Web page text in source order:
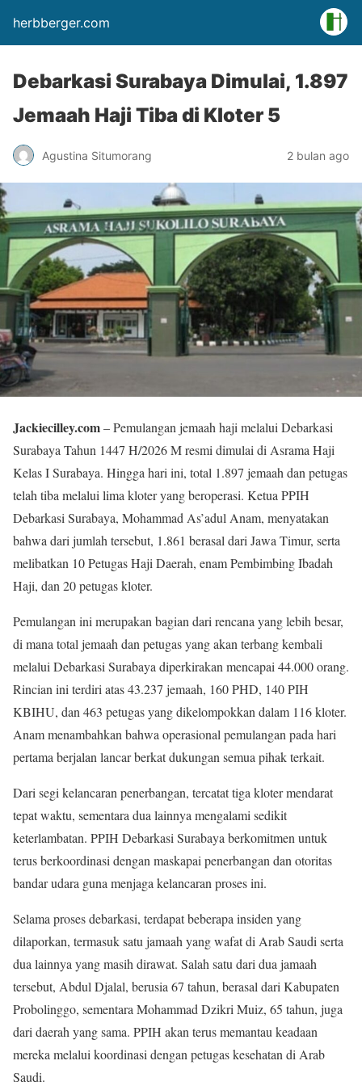
herbberger.com
Debarkasi Surabaya Dimulai, 1.897
Jemaah Haji Tiba di Kloter 5
Agustina Situmorang 2 bulan ago
Jackiecilley.com– Pemulangan jemaah haji melalui Debarkasi
Surabaya Tahun 1447 H/2026 M resmi dimulai di Asrama Haji
Kelas I Surabaya. Hingga hari ini, total 1.897 jemaah dan petugas
telah tiba melalui lima kloter yang beroperasi. Ketua PPIH
Debarkasi Surabaya, Mohammad As’adul Anam, menyatakan
bahwa dari jumlah tersebut, 1.861 berasal dari Jawa Timur, serta
melibatkan 10 Petugas Haji Daerah, enam Pembimbing Ibadah
Haji, dan 20 petugas kloter.
Pemulangan ini merupakan bagian dari rencana yang lebih besar,
di mana total jemaah dan petugas yang akan terbang kembali
melalui Debarkasi Surabaya diperkirakan mencapai 44.000 orang.
Rincian ini terdiri atas 43.237 jemaah, 160 PHD, 140 PIH
KBIHU, dan 463 petugas yang dikelompokkan dalam 116 kloter.
Anam menambahkan bahwa operasional pemulangan pada hari
pertama berjalan lancar berkat dukungan semua pihak terkait.
Dari segi kelancaran penerbangan, tercatat tiga kloter mendarat
tepat waktu, sementara dua lainnya mengalami sedikit
keterlambatan. PPIH Debarkasi Surabaya berkomitmen untuk
terus berkoordinasi dengan maskapai penerbangan dan otoritas
bandar udara guna menjaga kelancaran proses ini.
Selama proses debarkasi, terdapat beberapa insiden yang
dilaporkan, termasuk satu jamaah yang wafat di Arab Saudi serta
dua lainnya yang masih dirawat. Salah satu dari dua jamaah
tersebut, Abdul Djalal, berusia 67 tahun, berasal dari Kabupaten
Probolinggo, sementara Mohammad Dzikri Muiz, 65 tahun, juga
dari daerah yang sama. PPIH akan terus memantau keadaan
mereka melalui koordinasi dengan petugas kesehatan di Arab
Saudi.